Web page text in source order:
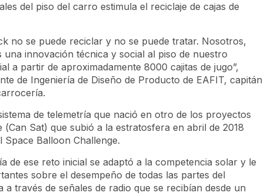
del piso del carro estimula el reciclaje de cajas de
no se puede reciclar y no se puede tratar. Nosotros,
innovación técnica y social al piso de nuestro
a partir de aproximadamente 8000 cajitas de jugo”,
de Ingeniería de Diseño de Producto de EAFIT, capitán
de telemetría que nació en otro de los proyectos
(Can Sat) que subió a la estratosfera en abril de 2018
Space Balloon Challenge.
de ese reto inicial se adaptó a la competencia solar y le
sobre el desempeño de todas las partes del
través de señales de radio que se recibían desde un